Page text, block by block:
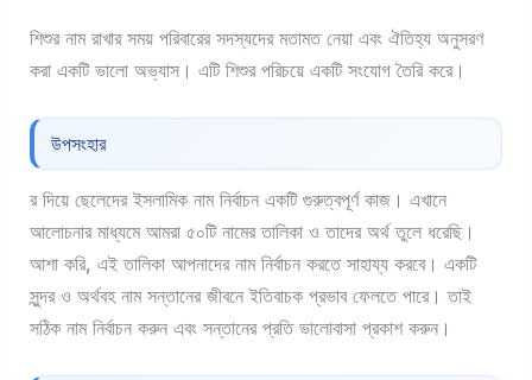
শিশুর নাম রাখার সময় পরিবারের সদস্যদের মতামত নেয়া এবং ঐতিহ্য অনুসরণ
করা একটি ভালো অভ্যাস। এটি শিশুর পরিচয়ে একটি সংযোগ তৈরি করে।
উপসংহার
র দিয়ে ছেলেদের ইসলামিক নাম নির্বাচন একটি গুরুত্বপূর্ণ কাজ। এখানে
আলোচনার মাধ্যমে আমরা ৫০টি নামের তালিকা ও তাদের অর্থ তুলে ধরেছি।
আশা করি, এই তালিকা আপনাদের নাম নির্বাচন করতে সাহায্য করবে। একটি
সুন্দর ও অর্থবহ নাম সন্তানের জীবনে ইতিবাচক প্রভাব ফেলতে পারে। তাই
সঠিক নাম নির্বাচন করুন এবং সন্তানের প্রতি ভালোবাসা প্রকাশ করুন।